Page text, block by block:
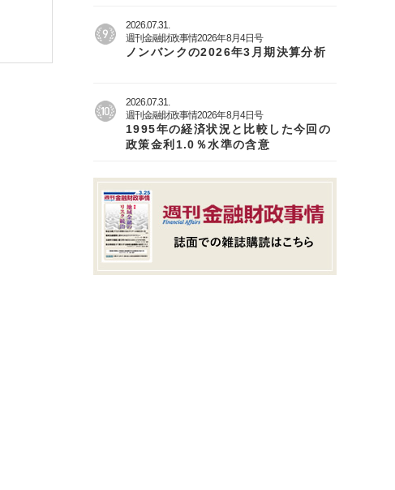
2026.07.31.
週刊金融財政事情2026年8月4日号
ノンバンクの2026年3月期決算分析
2026.07.31.
週刊金融財政事情2026年8月4日号
1995年の経済状況と比較した今回の
政策金利1.0％水準の含意